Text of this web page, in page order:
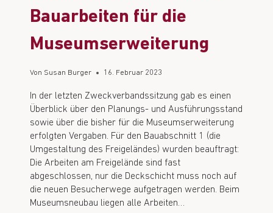
Bauarbeiten für die
Museumserweiterung
Von Susan Burger 16. Februar 2023
In der letzten Zweckverbandssitzung gab es einen
Überblick über den Planungs- und Ausführungsstand
sowie über die bisher für die Museumserweiterung
erfolgten Vergaben. Für den Bauabschnitt 1 (die
Umgestaltung des Freigeländes) wurden beauftragt:
Die Arbeiten am Freigelände sind fast
abgeschlossen, nur die Deckschicht muss noch auf
die neuen Besucherwege aufgetragen werden. Beim
Museumsneubau liegen alle Arbeiten…